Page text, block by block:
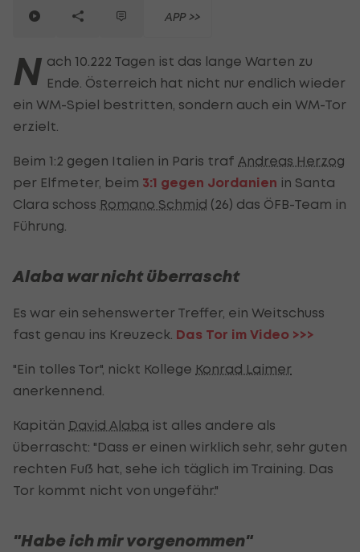
APP >>
N ach 10.222 Tagen ist das lange Warten zu
Ende. Österreich hat nicht nur endlich wieder
ein WM-Spiel bestritten, sondern auch ein WM-Tor
erzielt.
Beim 1:2 gegen Italien in Paris traf Andreas Herzog
per Elfmeter, beim 3:1 gegen Jordanien in Santa
Clara schoss Romano Schmid (26) das ÖFB-Team in
Führung.
Alaba war nicht überrascht
Es war ein sehenswerter Treffer, ein Weitschuss
fast genau ins Kreuzeck. Das Tor im Video >>>
"Ein tolles Tor", nickt Kollege Konrad Laimer
anerkennend.
Kapitän David Alaba ist alles andere als
überrascht: "Dass er einen wirklich sehr, sehr guten
rechten Fuß hat, sehe ich täglich im Training. Das
Tor kommt nicht von ungefähr."
"Habe ich mir vorgenommen"